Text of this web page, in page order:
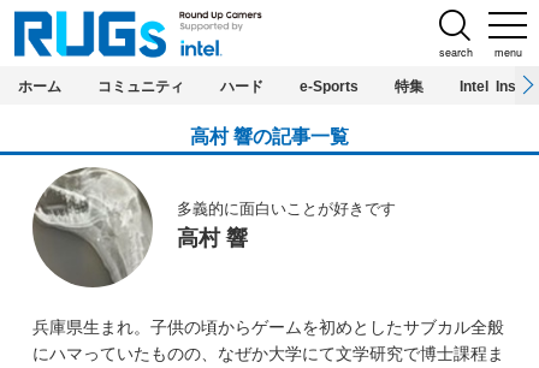
menu
search
ホーム コミュニティ ハード e-Sports 特集 Intel Inside
高村 響の記事一覧
多義的に面白いことが好きです
高村 響
兵庫県生まれ。子供の頃からゲームを初めとしたサブカル全般
にハマっていたものの、なぜか大学にて文学研究で博士課程ま